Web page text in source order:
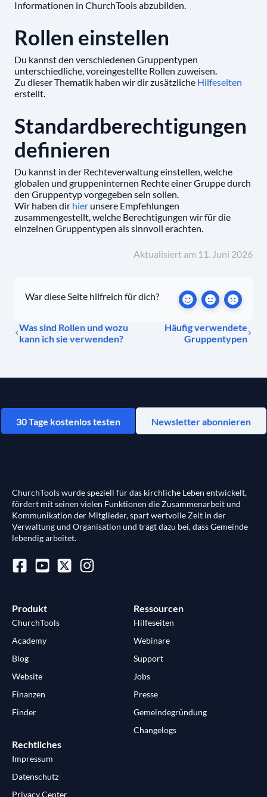
Informationen in ChurchTools abzubilden.
Rollen einstellen
Du kannst den verschiedenen Gruppentypen
unterschiedliche, voreingestellte Rollen zuweisen.
Zu dieser Thematik haben wir dir zusätzliche Hilfeseiten
erstellt.
Standardberechtigungen
definieren
Du kannst in der Rechteverwaltung einstellen, welche
globalen und gruppeninternen Rechte einer Gruppe durch
den Gruppentyp vorgegeben sein sollen.
Wir haben dir hier unsere Empfehlungen
zusammengestellt, welche Berechtigungen wir für die
einzelnen Gruppentypen als sinnvoll erachten.
Aktualisiert am 11. Juni 2026
War diese Seite hilfreich für dich?
Was sind Rollen und wozu
kann ich sie verwenden?
Häufig verwendete
Gruppentypen
30 Tage kostenlos testen Newsletter abonnieren
ChurchTools wurde speziell für das kirchliche Leben entwickelt,
fördert mit seinen vielen Funktionen die Zusammenarbeit und
Kommunikation der Mitglieder, spart wertvolle Zeit in der
Verwaltung und Organisation und trägt dazu bei, dass Gemeinde
lebendig arbeitet.
Produkt
ChurchTools
Academy
Blog
Website
Finanzen
Finder
Ressourcen
Hilfeseiten
Webinare
Support
Jobs
Presse
Gemeindegründung
Changelogs
Rechtliches
Impressum
Datenschutz
Privacy Center